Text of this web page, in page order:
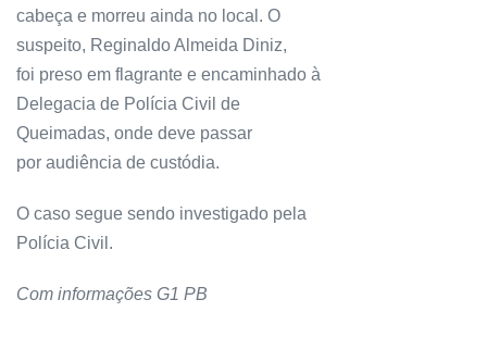
cabeça e morreu ainda no local. O
suspeito, Reginaldo Almeida Diniz,
foi preso em flagrante e encaminhado à
Delegacia de Polícia Civil de
Queimadas, onde deve passar
por audiência de custódia.
O caso segue sendo investigado pela
Polícia Civil.
Com informações G1 PB